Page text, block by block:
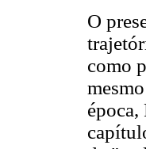
O
como
época,